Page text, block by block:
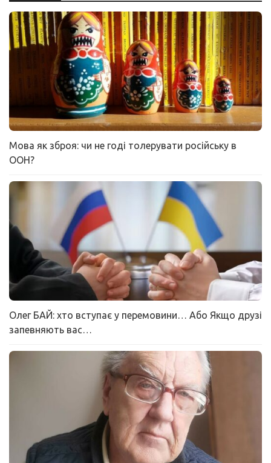
Мова як зброя: чи не годі толерувати російську в
ООН?
Олег БАЙ: хто вступає у перемовини… Або Якщо друзі
запевняють вас…